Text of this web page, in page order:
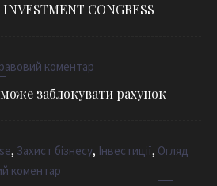
CONGRESS
коментар
заблокувати рахунок
, Захист бізнесу, Інвестиції, Огляд
коментар